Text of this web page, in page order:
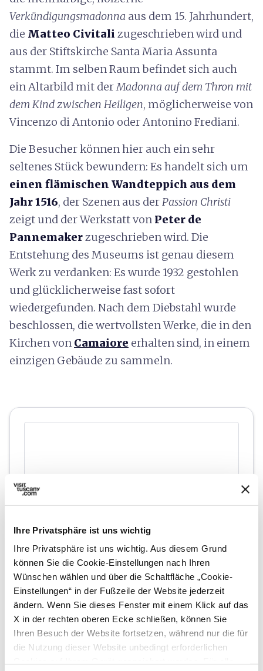
Ihre Privatsphäre ist uns wichtig
Ihre Privatsphäre ist uns wichtig. Aus diesem Grund
können Sie die Cookie-Einstellungen nach Ihren
Wünschen wählen und über die Schaltfläche „Cookie-
Einstellungen“ in der Fußzeile der Website jederzeit
ändern. Wenn Sie dieses Fenster mit einem Klick auf das
X in der rechten oberen Ecke schließen, können Sie
Ihren Besuch der Website fortsetzen, während nur die für
die Nutzung dieser Website unbedingt erforderlichen
Verkündigungsmadonna aus dem 15. Jahrhundert,
die Matteo Civitali zugeschrieben wird und
aus der Stiftskirche Santa Maria Assunta
stammt. Im selben Raum befindet sich auch
ein Altarbild mit derMadonna auf dem Thron mit
dem Kind zwischen Heiligen, möglicherweise von
Vincenzo di Antonio oder Antonino Frediani.
Die Besucher können hier auch ein sehr
seltenes Stück bewundern: Es handelt sich um
einen flämischen Wandteppich aus dem
Jahr 1516, der Szenen aus derPassion Christi
zeigt und der Werkstatt von Peter de
Pannemakerzugeschrieben wird. Die
Entstehung des Museums ist genau diesem
Werk zu verdanken: Es wurde 1932 gestohlen
und glücklicherweise fast sofort
wiedergefunden. Nach dem Diebstahl wurde
beschlossen, die wertvollsten Werke, die in den
Kirchen von Camaiore erhalten sind, in einem
einzigen Gebäude zu sammeln.
directions Wegbeschreibung
Hinweise
home Wo
Museo d'Arte Sacra di Camaiore
Via IV Novembre, 79, 55041 Camaiore LU,